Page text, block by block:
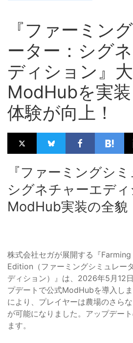
『ファーミン
ーター：シグ
ディション』
ModHubを実
体験が向上！
『ファーミングシ
シグネチャーエディ
ModHub実装の全貌
株式会社セガが展開する『
Edition（ファーミングシミュレー
ディション）』は、2026年5月12
プデートで公式ModHubを導入し
により、プレイヤーは農場のさら
が可能になりました。アップデー
ます。